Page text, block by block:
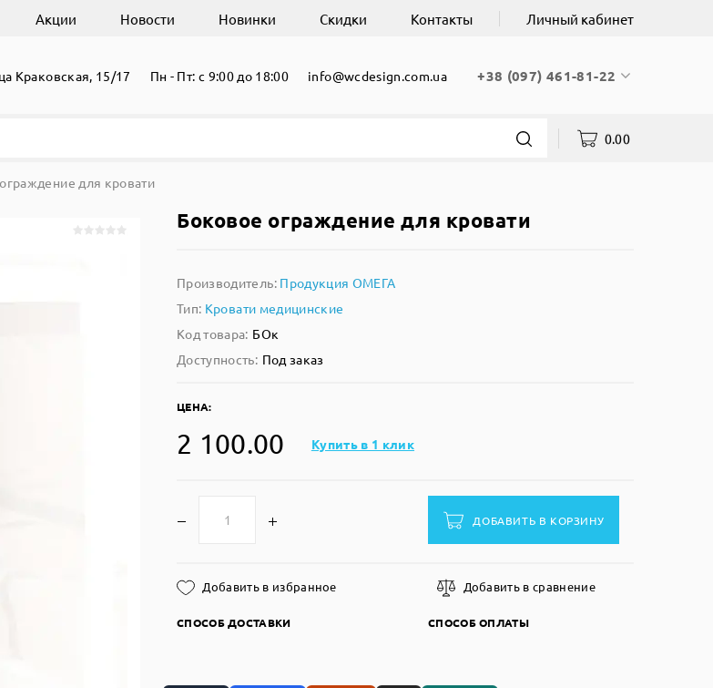
Акции Новости Новинки Скидки Контакты Личный кабинет
Краковская, 15/17 Пн - Пт: с 9:00 до 18:00 info@wcdesign.com.ua +38 (097) 461-81-22
0.00
для кровати
Боковое ограждение для кровати
Производитель: Продукция ОМЕГА
Тип: Кровати медицинские
Код товара: БОк
Доступность: Под заказ
ЦЕНА:
2 100.00 Купить в 1 клик
ДОБАВИТЬ В КОРЗИНУ
Добавить в избранное Добавить в сравнение
СПОСОБ ДОСТАВКИ СПОСОБ ОПЛАТЫ